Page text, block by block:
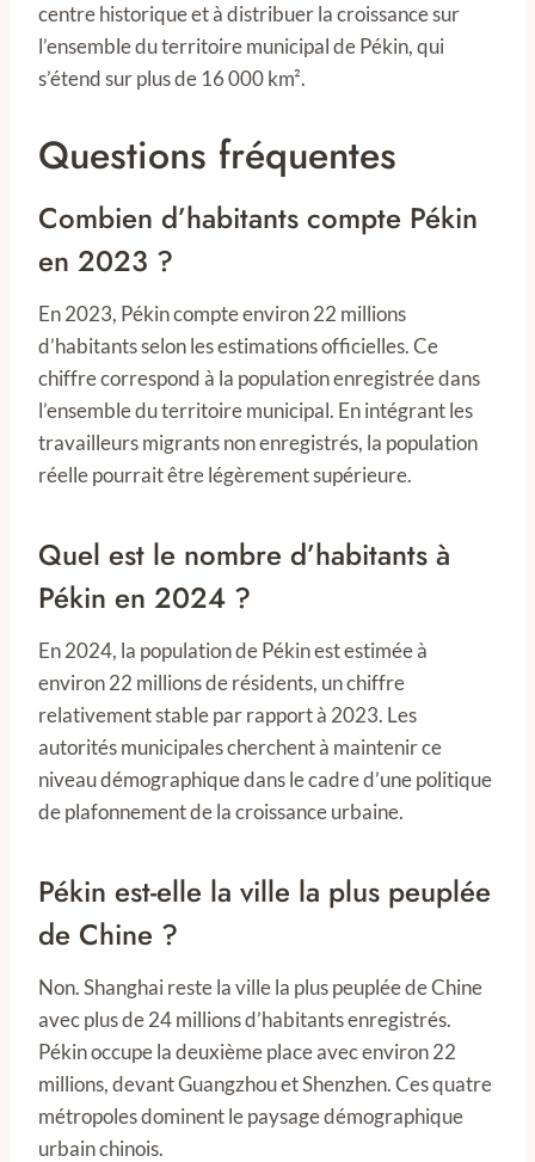
centre historique et à distribuer la croissance sur
l’ensemble du territoire municipal de Pékin, qui
s’étend sur plus de 16 000 km².
Questions fréquentes
Combien d’habitants compte Pékin
en 2023 ?
En 2023, Pékin compte environ 22 millions
d’habitants selon les estimations officielles. Ce
chiffre correspond à la population enregistrée dans
l’ensemble du territoire municipal. En intégrant les
travailleurs migrants non enregistrés, la population
réelle pourrait être légèrement supérieure.
Quel est le nombre d’habitants à
Pékin en 2024 ?
En 2024, la population de Pékin est estimée à
environ 22 millions de résidents, un chiffre
relativement stable par rapport à 2023. Les
autorités municipales cherchent à maintenir ce
niveau démographique dans le cadre d’une politique
de plafonnement de la croissance urbaine.
Pékin est-elle la ville la plus peuplée
de Chine ?
Non. Shanghai reste la ville la plus peuplée de Chine
avec plus de 24 millions d’habitants enregistrés.
Pékin occupe la deuxième place avec environ 22
millions, devant Guangzhou et Shenzhen. Ces quatre
métropoles dominent le paysage démographique
urbain chinois.